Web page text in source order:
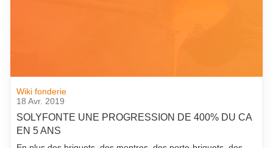
Wiki fonderie
18 Avr. 2019
SOLYFONTE UNE PROGRESSION DE 400% DU CA
EN 5 ANS